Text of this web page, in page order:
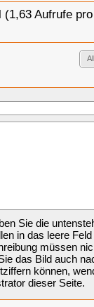
Aufrufe
Sie die
in das leere
müssen
das Bild auch
können,
dieser Seite.